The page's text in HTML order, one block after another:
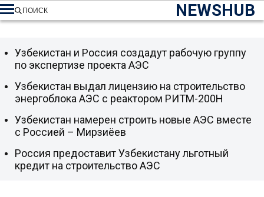
NEWSHUB
ПОИСК
Узбекистан и Россия создадут рабочую группу
по экспертизе проекта АЭС
Узбекистан выдал лицензию на строительство
энергоблока АЭС с реактором РИТМ-200Н
Узбекистан намерен строить новые АЭС вместе
с Россией – Мирзиёев
Россия предоставит Узбекистану льготный
кредит на строительство АЭС